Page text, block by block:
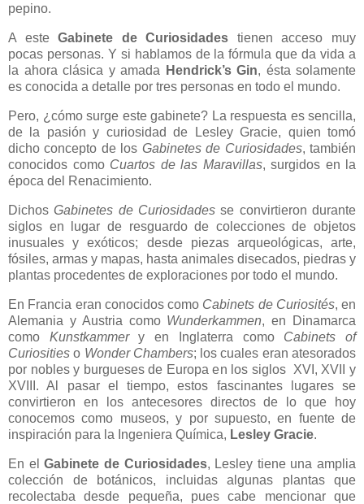
pepino.
A esteGabinete de Curiosidades tienen acceso muy
pocas personas. Y si hablamos de la fórmula que da vida a
la ahora clásica y amada
Hendrick’s Gin, ésta solamente
es conocida a detalle por tres personas en todo el mundo.
Pero, ¿cómo surge este gabinete? La respuesta es sencilla,
de la pasión y curiosidad de Lesley Gracie, quien tomó
dicho concepto de los Gabinetes de Curiosidades, también
conocidos como Cuartos de las Maravillas, surgidos en la
época del Renacimiento.
DichosGabinetes de Curiosidades se convirtieron durante
siglos en lugar de resguardo de colecciones de objetos
inusuales y exóticos; desde piezas arqueológicas, arte,
fósiles, armas y mapas, hasta animales disecados, piedras y
plantas procedentes de exploraciones por todo el mundo.
En Francia eran conocidos como Cabinets de Curiosités, en
Alemania y Austria como Wunderkammen, en Dinamarca
como Kunstkammery en Inglaterra como Cabinets of
Curiosities o Wonder Chambers; los cuales eran atesorados
por nobles y burgueses de Europa en los siglos XVI, XVII y
XVIII. Al pasar el tiempo, estos fascinantes lugares se
convirtieron en los antecesores directos de lo que hoy
conocemos como museos, y por supuesto, en fuente de
inspiración para la Ingeniera Química, Lesley Gracie.
En elGabinete de Curiosidades, Lesley tiene una amplia
colección de botánicos, incluidas algunas plantas que
recolectaba desde pequeña, pues cabe mencionar que